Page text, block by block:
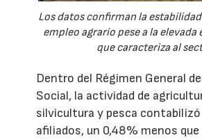
Los datos confirman la
empleo agrario pese a la
que caracteriza al
Dentro del Régimen General
Social, la actividad de
silvicultura y pesca
afiliados, un 0,48% menos que